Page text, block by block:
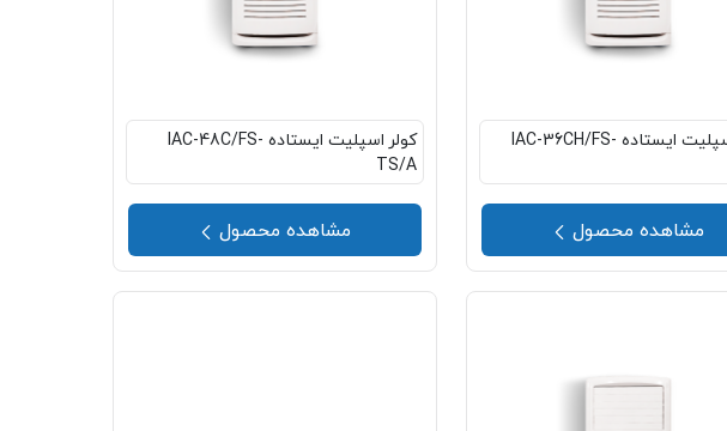
کولر اسپلیت ایستاده IAC-36CH/FS-
مشاهده محصول
کولر اسپلیت ایستاده IAC-48C/FS-
TS/A
مشاهده محصول